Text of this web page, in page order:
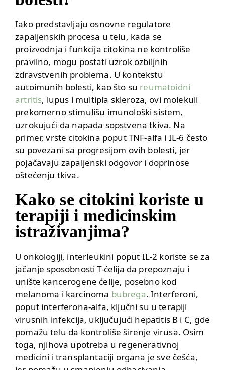
Iako predstavljaju osnovne regulatore
zapaljenskih procesa u telu, kada se
proizvodnja i funkcija citokina ne kontroliše
pravilno, mogu postati uzrok ozbiljnih
zdravstvenih problema. U kontekstu
autoimunih bolesti, kao što su reumatoidni
artritis, lupus i multipla skleroza, ovi molekuli
prekomerno stimulišu imunološki sistem,
uzrokujući da napada sopstvena tkiva. Na
primer, vrste citokina poput TNF-alfa i IL-6 često
su povezani sa progresijom ovih bolesti, jer
pojačavaju zapaljenski odgovor i doprinose
oštećenju tkiva.
Kako se citokini koriste u
terapiji i medicinskim
istraživanjima?
U onkologiji, interleukini poput IL-2 koriste se za
jačanje sposobnosti T-ćelija da prepoznaju i
unište kancerogene ćelije, posebno kod
melanoma i karcinoma bubrega. Interferoni,
poput interferona-alfa, ključni su u terapiji
virusnih infekcija, uključujući hepatitis B i C, gde
pomažu telu da kontroliše širenje virusa. Osim
toga, njihova upotreba u regenerativnoj
medicini i transplantaciji organa je sve češća,